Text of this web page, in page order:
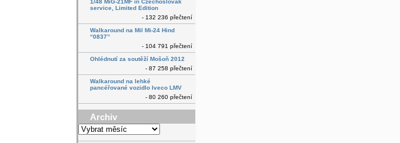
1/48 MiG-21MF in Czechoslovak
service, Limited Edition
- 132 236 přečtení
Walkaround na Mil Mi-24 Hind
“0837”
- 104 791 přečtení
Ohlédnutí za soutěží Mošoň 2012
- 87 258 přečtení
Walkaround na lehké
pancéřované vozidlo Iveco LMV
- 80 260 přečtení
Archiv
Archiv